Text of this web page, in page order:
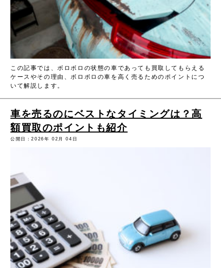
この記事では、ボロボロの状態の車であっても買取してもらえる
ケースやその理由、ボロボロの車を高く売るためのポイントにつ
いて解説します。
車を売るのにベストなタイミングは？高
額買取のポイントも紹介
公開日：2026年 02月 04日